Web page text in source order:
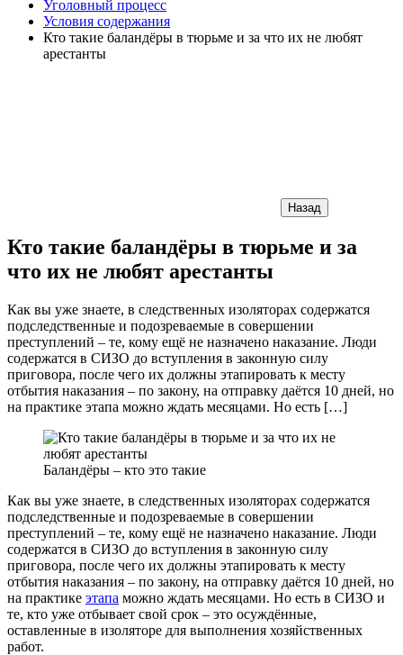
Уголовный процесс
Условия содержания
Кто такие баландёры в тюрьме и за что их не любят
арестанты
Назад
Кто такие баландёры в тюрьме и за
что их не любят арестанты
Как вы уже знаете, в следственных изоляторах содержатся
подследственные и подозреваемые в совершении
преступлений – те, кому ещё не назначено наказание. Люди
содержатся в СИЗО до вступления в законную силу
приговора, после чего их должны этапировать к месту
отбытия наказания – по закону, на отправку даётся 10 дней, но
на практике этапа можно ждать месяцами. Но есть […]
Баландёры – кто это такие
Как вы уже знаете, в следственных изоляторах содержатся
подследственные и подозреваемые в совершении
преступлений – те, кому ещё не назначено наказание. Люди
содержатся в СИЗО до вступления в законную силу
приговора, после чего их должны этапировать к месту
отбытия наказания – по закону, на отправку даётся 10 дней, но
на практике этапа можно ждать месяцами. Но есть в СИЗО и
те, кто уже отбывает свой срок – это осуждённые,
оставленные в изоляторе для выполнения хозяйственных
работ.